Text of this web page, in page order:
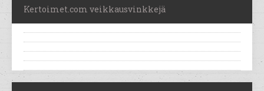
Kertoimet.com veikkausvinkkejä